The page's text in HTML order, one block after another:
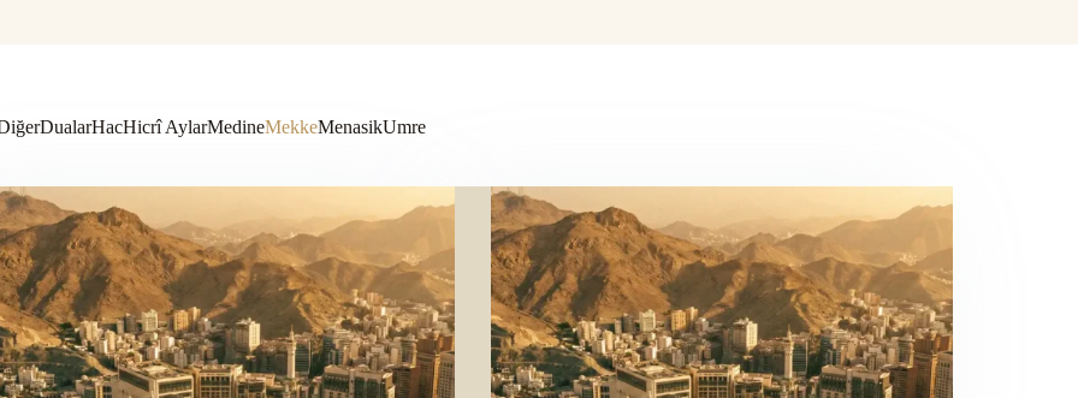
DualarHacHicrî AylarMedineMekkeMenasikUmre